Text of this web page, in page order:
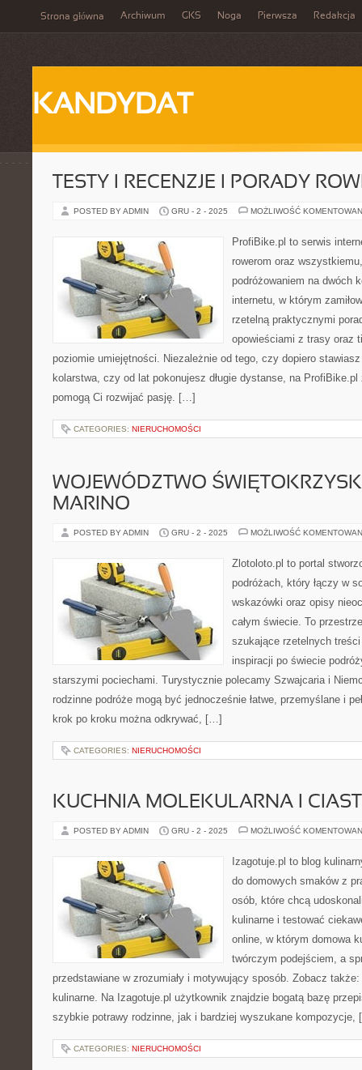
Strona główna Archiwum GKS Noga Pierwsza Redakcja
KANDYDAT
TESTY I RECENZJE I PORADY
POSTED BY ADMIN GRU - 2 - 2025 MOŻLIWOŚĆ
ProfiBike.pl to serwis
rowerom oraz
podróżowaniem na dwóch
internetu, w którym
rzetelną praktycznymi
opowieściami z trasy oraz
poziomie umiejętności. Niezależnie od tego, czy dopiero
kolarstwa, czy od lat pokonujesz długie dystanse, na ProfiBike.pl
pomogą Ci rozwijać pasję. […]
CATEGORIES: NIERUCHOMOŚCI
WOJEWÓDZTWO
MARINO
POSTED BY ADMIN GRU - 2 - 2025 MOŻLIWOŚĆ
Zlotoloto.pl to portal
podróżach, który łączy w
wskazówki oraz opisy
całym świecie. To
szukające rzetelnych treści
inspiracji po świecie
starszymi pociechami. Turystycznie polecamy Szwajcaria i
rodzinne podróże mogą być jednocześnie łatwe, przemyślane i
krok po kroku można odkrywać, […]
CATEGORIES: NIERUCHOMOŚCI
KUCHNIA MOLEKULARNA I
POSTED BY ADMIN GRU - 2 - 2025 MOŻLIWOŚĆ
Izagotuje.pl to blog
do domowych smaków z
osób, które chcą
kulinarne i testować
online, w którym domowa
twórczym podejściem, a
przedstawiane w zrozumiały i motywujący sposób. Zobacz
kulinarne. Na Izagotuje.pl użytkownik znajdzie bogatą bazę
szybkie potrawy rodzinne, jak i bardziej wyszukane
CATEGORIES: NIERUCHOMOŚCI